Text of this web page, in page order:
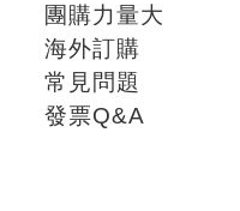
團購力量大
海外訂購
常見問題
發票Q&A